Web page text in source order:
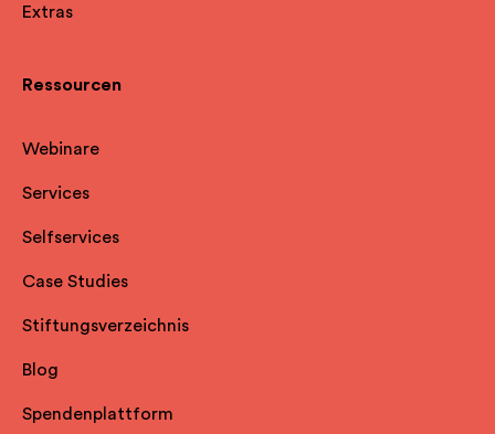
Extras
Ressourcen
Webinare
Services
Selfservices
Case Studies
Stiftungsverzeichnis
Blog
Spendenplattform